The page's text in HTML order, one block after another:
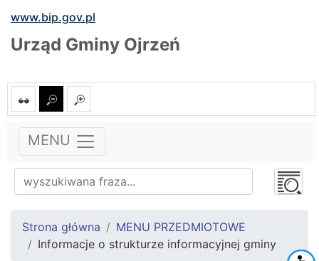
www.bip.gov.pl
Urząd Gminy Ojrzeń
MENU
Strona główna
MENU PRZEDMIOTOWE
Informacje o strukturze informacyjnej gminy